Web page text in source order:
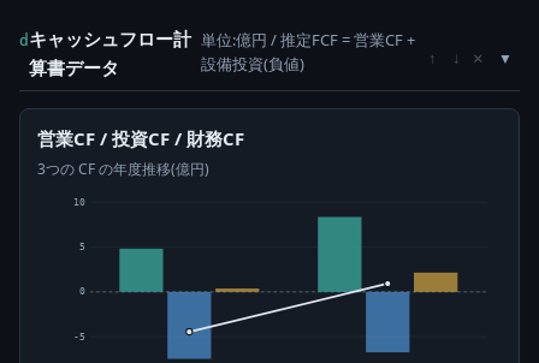
d キャッシュフロー計
算書データ
単位:億円 / 推定FCF = 営業CF +
設備投資(負値)
↑ ↓ ×
営業CF / 投資CF / 財務CF
3つの CF の年度推移(億円)
-5
0
5
10